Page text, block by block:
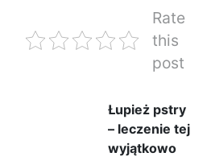
Rate
this
post
Łupież pstry
– leczenie tej
wyjątkowo